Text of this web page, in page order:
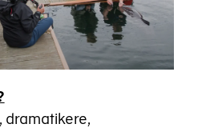
dramatikere,